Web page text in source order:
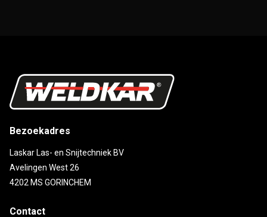
Bezoekadres
Laskar Las- en Snijtechniek BV
Avelingen West 26
4202 MS GORINCHEM
Contact